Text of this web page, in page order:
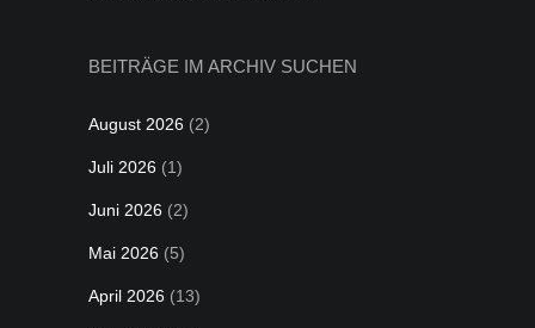
BEITRÄGE IM ARCHIV SUCHEN
August 2026 (2)
Juli 2026 (1)
Juni 2026 (2)
Mai 2026 (5)
April 2026 (13)